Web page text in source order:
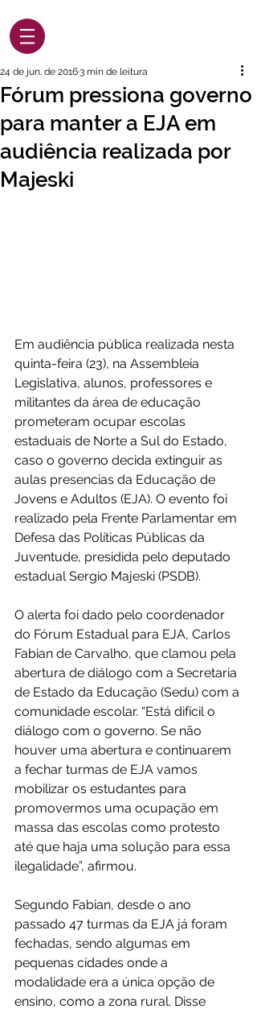
Fórum pressiona governo
para manter a EJA em
audiência realizada por
Majeski
24 de jun. de 20163 min de leitura
Em audiência pública realizada nesta
quinta-feira (23), na Assembleia
Legislativa, alunos, professores e
militantes da área de educação
prometeram ocupar escolas
estaduais de Norte a Sul do Estado,
caso o governo decida extinguir as
aulas presencias da Educação de
Jovens e Adultos (EJA). O evento foi
realizado pela Frente Parlamentar em
Defesa das Políticas Públicas da
Juventude, presidida pelo deputado
estadual Sergio Majeski (PSDB).
O alerta foi dado pelo coordenador
do Fórum Estadual para EJA, Carlos
Fabian de Carvalho, que clamou pela
abertura de diálogo com a Secretaria
de Estado da Educação (Sedu) com a
comunidade escolar. “Está difícil o
diálogo com o governo. Se não
houver uma abertura e continuarem
a fechar turmas de EJA vamos
mobilizar os estudantes para
promovermos uma ocupação em
massa das escolas como protesto
até que haja uma solução para essa
ilegalidade”, afirmou.
Segundo Fabian, desde o ano
passado 47 turmas da EJA já foram
fechadas, sendo algumas em
pequenas cidades onde a
modalidade era a única opção de
ensino, como a zona rural. Disse